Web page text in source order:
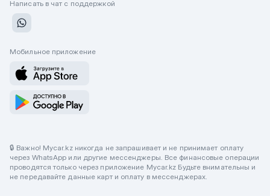
Написать в чат с поддержкой
Мобильное приложение
🔒 Важно! Mycar.kz никогда не запрашивает и не принимает оплату
через WhatsApp или другие мессенджеры. Все финансовые операции
проводятся только через приложение Mycar.kz Будьте внимательны и
не передавайте данные карт и оплату в мессенджерах.